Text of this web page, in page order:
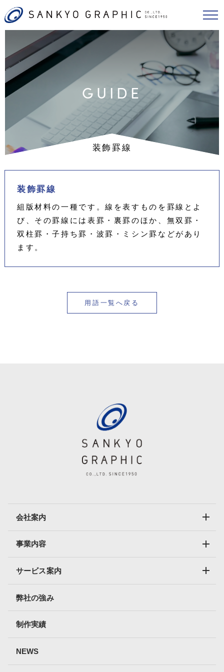
GUIDE
装飾罫線
装飾罫線
組版材料の一種です。線を表すものを罫線とよ
び、その罫線には表罫・裏罫のほか、無双罫・
双柱罫・子持ち罫・波罫・ミシン罫などがあり
ます。
用語一覧へ戻る
会社案内
事業内容
サービス案内
弊社の強み
制作実績
NEWS